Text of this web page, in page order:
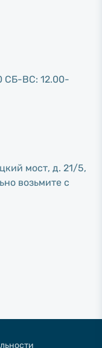
СБ-ВС: 12.00-
мост, д. 21/5,
возьмите с